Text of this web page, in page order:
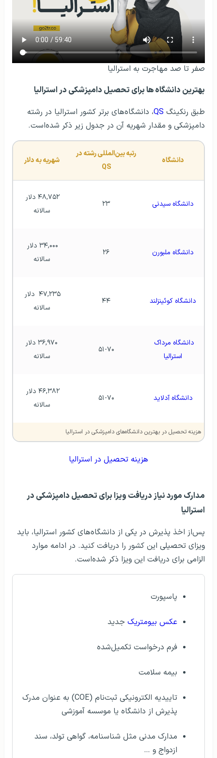
صفر تا صد مهاجرت به استرالیا
بهترین دانشگاه ها برای تحصیل دامپزشکی در استرالیا
طبق رنکینگ QS، دانشگاه‌‌های برتر کشور استرالیا در رشته
دامپزشکی و مقدار شهریه آن‌ در جدول زیر ذکر شده‌است.
دانشگاه
QS
شهریه به دلار
دانشگاه سیدنی ۲۳
سالانه
دانشگاه ملبورن ۲۶
سالانه
دانشگاه کوئینزلند ۴۴
سالانه
استرالیا
۵۱-۷۰
سالانه
دانشگاه آدلاید ۵۱-۷۰
سالانه
هزینه تحصیل در بهترین دانشگاه‌های دامپزشکی در استرالیا
هزینه تحصیل در استرالیا
مدارک مورد نیاز دریافت ویزا برای تحصیل دامپزشکی در
استرالیا
پس‌از اخذ پذیرش در یکی از دانشگاه‌های کشور استرالیا، باید
ویزای تحصیلی این کشور را دریافت کنید. در ادامه موارد
الزامی برای دریافت این ویزا ذکر شده‌است.
پاسپورت
عکس بیومتریک جدید
فرم درخواست تکمیل‌شده
بیمه سلامت
تاییدیه الکترونیکی ثبت‌نام (COE) به عنوان مدرک
پذیرش از دانشگاه یا موسسه آموزشی
مدارک مدنی مثل شناسنامه، گواهی تولد، سند
ازدواج و …